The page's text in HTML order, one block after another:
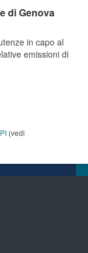
di Genova
in capo al
emissioni di
(vedi